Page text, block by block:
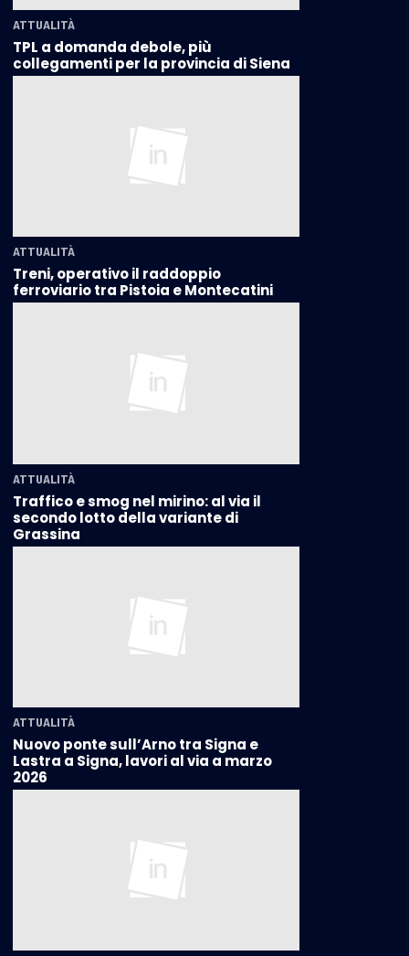
ATTUALITÀ
TPL a domanda debole, più
collegamenti per la provincia di Siena
ATTUALITÀ
Treni, operativo il raddoppio
ferroviario tra Pistoia e Montecatini
ATTUALITÀ
Traffico e smog nel mirino: al via il
secondo lotto della variante di
Grassina
ATTUALITÀ
Nuovo ponte sull’Arno tra Signa e
Lastra a Signa, lavori al via a marzo
2026